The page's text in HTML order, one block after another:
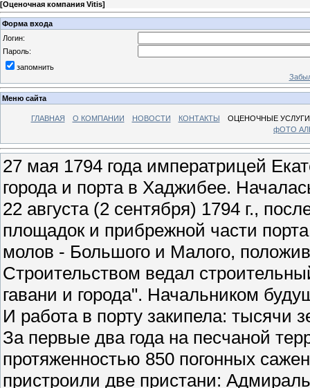
[Оценочная компания Vitis]
Форма входа
Логин:
Пароль:
запомнить
Меню сайта
ГЛАВНАЯ О КОМПАНИИ НОВОСТИ КОНТАКТЫ
ОЦЕНОЧНЫЕ УСЛУГИ
фОТО
27 мая 1794 года императрицей
города и порта в Хаджибее.
22 августа (2 сентября) 1794 г.,
площадок и прибрежной части
молов - Большого и Малого,
Строительством ведал
гавани и города". Начальником
И работа в порту закипела: тысячи
За первые два года на песчаной
протяженностью 850 погонных
пристроили две пристани: